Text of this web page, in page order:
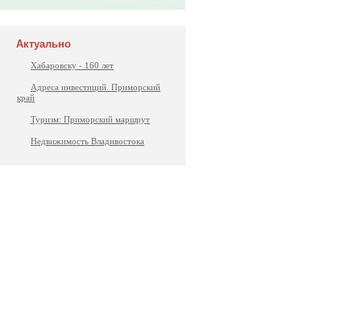
Актуально
Хабаровску - 160 лет
Адреса инвестиций. Приморский
край
Туризм: Приморский маршрут
Недвижимость Владивостока